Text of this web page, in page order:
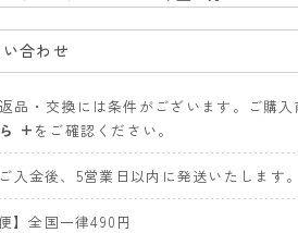
合わせ
返品・交換には条件がございます。ご購入
ら + をご確認ください。
入金後、5営業日以内に発送いたします。
】全国一律490円